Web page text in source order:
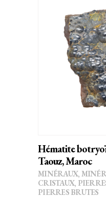
Hématite
Taouz, Maroc
MINÉRAUX,
CRISTAUX,
PIERRES BRUTES